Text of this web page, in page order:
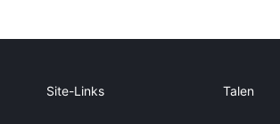
Site-Links Talen